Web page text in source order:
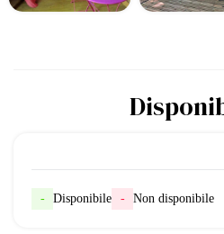
- Disponibile - Non disponibile